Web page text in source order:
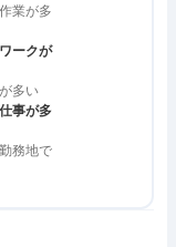
業が多
ークが
多い
事が多
務地で